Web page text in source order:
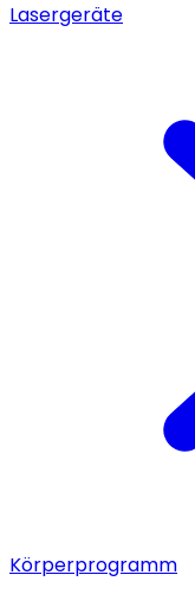
Lasergeräte
Körperprogramm